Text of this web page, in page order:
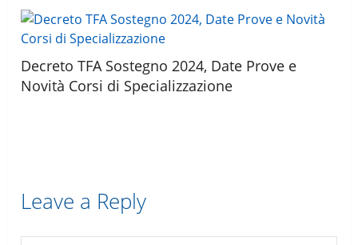
Decreto TFA Sostegno 2024, Date Prove e
Novità Corsi di Specializzazione
Leave a Reply